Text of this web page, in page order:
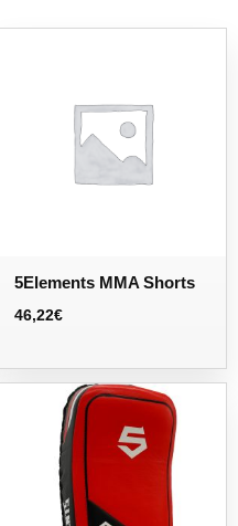
5Elements MMA Shorts
46,22€